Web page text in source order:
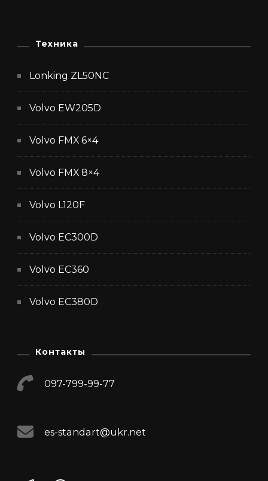
Техника
Lonking ZL50NC
Volvo EW205D
Volvo FMX 6×4
Volvo FMX 8×4
Volvo L120F
Volvo EC300D
Volvo EC360
Volvo EC380D
Контакты
097-799-99-77
es-standart@ukr.net